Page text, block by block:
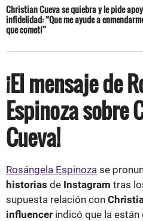
Christian Cueva se quiebra y le pide
infidelidad: “Que me ayude a
que cometí”
¡El mensaje de
Espinoza sobre
Cueva!
Rosángela Espinoza se
historias de Instagram tras
supuesta relación con
influencer indicó que la